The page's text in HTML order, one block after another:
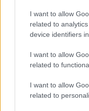
I want to allow
related to
device identifiers
I want to allow
related to
I want to allow
related to
gyilkossággal
még a „slippery
lejtőnek
bárdolatlan, de
és a legritkább
diktatúrák